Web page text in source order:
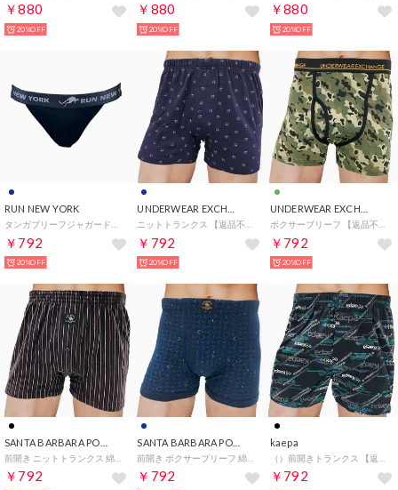
￥880
20%OFF
￥880
20%OFF
￥880
20%OFF
RUN NEW YORK
￥792
20%OFF
￥792
20%OFF
￥792
20%OFF
￥792
SANTA BARBARA POLO&RACQUET CLUB
￥792
kaepa
￥792